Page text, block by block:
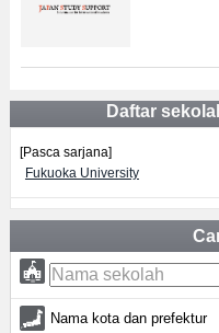
Daftar
[Pasca sarjana]
Fukuoka University
Nama kota dan prefektur